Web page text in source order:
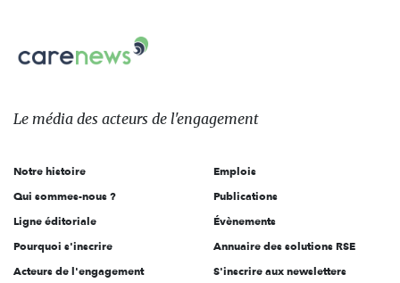
sur:
Carenews,
Le
des
l'engagement
Le média des acteurs de l'engagement
Notre histoire
Qui sommes-nous ?
Ligne éditoriale
Pourquoi s'inscrire
Acteurs de l'engagement
Emplois
Publications
Évènements
Annuaire des solutions RSE
S'inscrire aux newsletters